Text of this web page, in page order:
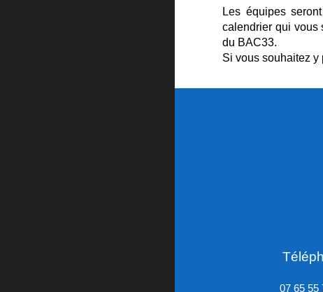
Les équipes
calendrier qui vous
du BAC33.
Si vous souhaitez y
07 65 55